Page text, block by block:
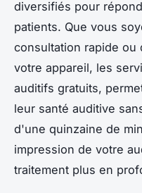
diversifiés pour
patients. Que vous
consultation rapide ou
votre appareil, les
auditifs gratuits,
leur santé auditive
d'une quinzaine de
impression de votre
traitement plus en